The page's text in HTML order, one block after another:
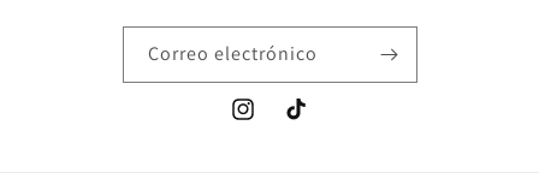
Correo electrónico
InstagramTikTok